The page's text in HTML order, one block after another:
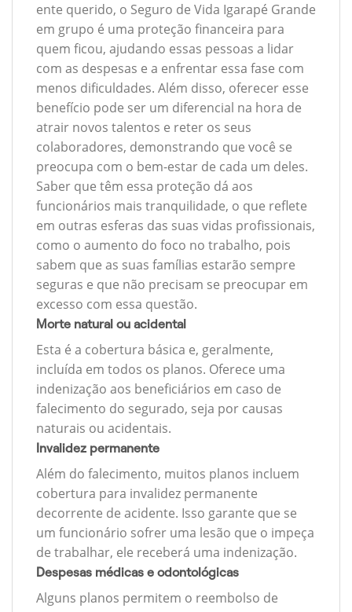
ente querido, o Seguro de Vida Igarapé Grande
em grupo é uma proteção financeira para
quem ficou, ajudando essas pessoas a lidar
com as despesas e a enfrentar essa fase com
menos dificuldades. Além disso, oferecer esse
benefício pode ser um diferencial na hora de
atrair novos talentos e reter os seus
colaboradores, demonstrando que você se
preocupa com o bem-estar de cada um deles.
Saber que têm essa proteção dá aos
funcionários mais tranquilidade, o que reflete
em outras esferas das suas vidas profissionais,
como o aumento do foco no trabalho, pois
sabem que as suas famílias estarão sempre
seguras e que não precisam se preocupar em
excesso com essa questão.
Morte natural ou acidental
Esta é a cobertura básica e, geralmente,
incluída em todos os planos. Oferece uma
indenização aos beneficiários em caso de
falecimento do segurado, seja por causas
naturais ou acidentais.
Invalidez permanente
Além do falecimento, muitos planos incluem
cobertura para invalidez permanente
decorrente de acidente. Isso garante que se
um funcionário sofrer uma lesão que o impeça
de trabalhar, ele receberá uma indenização.
Despesas médicas e odontológicas
Alguns planos permitem o reembolso de